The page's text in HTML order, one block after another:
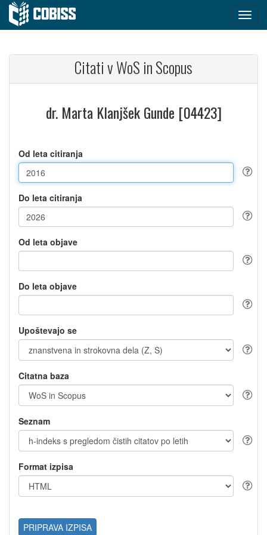
Citati v WoS in Scopus
dr. Marta Klanjšek Gunde [04423]
Od leta citiranja
Do leta citiranja
Od leta objave
Do leta objave
Upoštevajo se
Citatna baza
Seznam
Format izpisa
PRIPRAVA IZPISA